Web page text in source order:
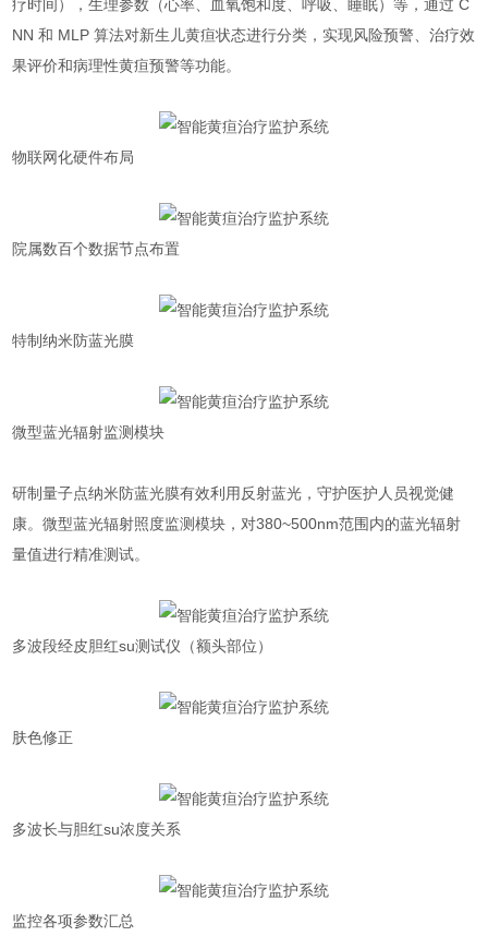
疗时间），生理参数（心率、血氧饱和度、呼吸、睡眠）等，通过 C
NN 和 MLP 算法对新生儿黄疸状态进行分类，实现风险预警、治疗效
果评价和病理性黄疸预警等功能。
物联网化硬件布局
院属数百个数据节点布置
特制纳米防蓝光膜
微型蓝光辐射监测模块
研制量子点纳米防蓝光膜有效利用反射蓝光，守护医护人员视觉健
康。微型蓝光辐射照度监测模块，对380~500nm范围内的蓝光辐射
量值进行精准测试。
多波段经皮胆红su测试仪（额头部位）
肤色修正
多波长与胆红su浓度关系
监控各项参数汇总